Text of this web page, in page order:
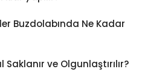
Buzdolabında Ne Kadar
Saklanır ve Olgunlaştırılır?